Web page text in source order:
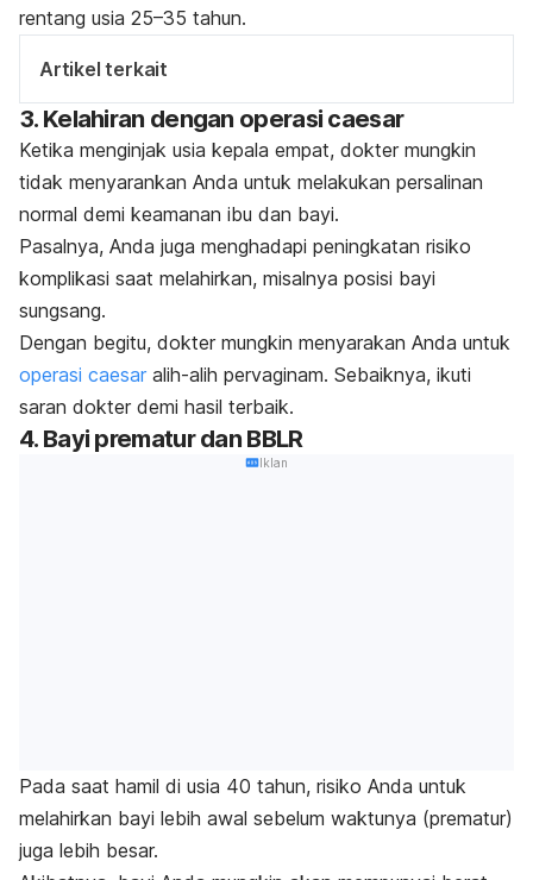
rentang usia 25–35 tahun.
Artikel terkait
3. Kelahiran dengan operasi caesar
Ketika menginjak usia kepala empat, dokter mungkin
tidak menyarankan Anda untuk melakukan persalinan
normal demi keamanan ibu dan bayi.
Pasalnya, Anda juga menghadapi peningkatan risiko
komplikasi saat melahirkan, misalnya posisi bayi
sungsang.
Dengan begitu, dokter mungkin menyarakan Anda untuk
operasi caesar alih-alih pervaginam. Sebaiknya, ikuti
saran dokter demi hasil terbaik.
4. Bayi prematur dan BBLR
Iklan
Pada saat hamil di usia 40 tahun, risiko Anda untuk
melahirkan bayi lebih awal sebelum waktunya (prematur)
juga lebih besar.